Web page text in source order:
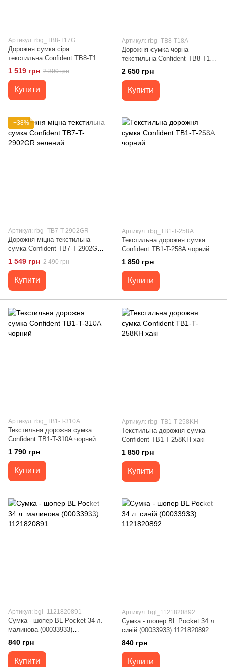
Артикул: rbg_TB8-T17G
Дорожня сумка сіра
текстильна Confident TB8-T17G
сірий
1 519 грн 2 300 грн
Купити
Артикул: rbg_TB8-T18A
Дорожня сумка чорна
текстильна Confident TB8-T18A
Чорний
2 650 грн
Купити
−38%
Артикул: rbg_TB7-T-2902GR
Дорожня міцна текстильна
сумка Confident TB7-T-2902GR
зелений
1 549 грн 2 490 грн
Купити
Артикул: rbg_TB1-T-258A
Текстильна дорожня сумка
Confident TB1-T-258A чорний
1 850 грн
Купити
Артикул: rbg_TB1-T-310A
Текстильна дорожня сумка
Confident TB1-T-310A чорний
1 790 грн
Купити
Артикул: rbg_TB1-T-258KH
Текстильна дорожня сумка
Confident TB1-T-258KH хакі
1 850 грн
Купити
Артикул: bgl_1121820891
Сумка - шопер BL Pocket 34 л.
малинова (00033933)
1121820891
840 грн
Купити
Артикул: bgl_1121820892
Сумка - шопер BL Pocket 34 л.
синій (00033933) 1121820892
840 грн
Купити